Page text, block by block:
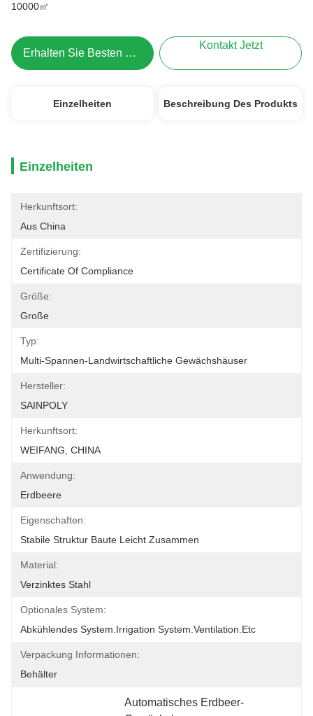
10000㎡
Erhalten Sie Besten Preis
Kontakt Jetzt
Einzelheiten Beschreibung Des Produkts
Einzelheiten
Herkunftsort:
Aus China
Zertifizierung:
Certificate Of Compliance
Größe:
Große
Typ:
Multi-Spannen-Landwirtschaftliche Gewächshäuser
Hersteller:
SAINPOLY
Herkunftsort:
WEIFANG, CHINA
Anwendung:
Erdbeere
Eigenschaften:
Stabile Struktur Baute Leicht Zusammen
Material:
Verzinktes Stahl
Optionales System:
Abkühlendes System.irrigation System.ventilation.etc
Verpackung Informationen:
Behälter
Automatisches Erdbeer-